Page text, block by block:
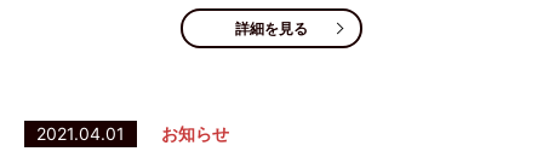
詳細を見る
2021.04.01 お知らせ